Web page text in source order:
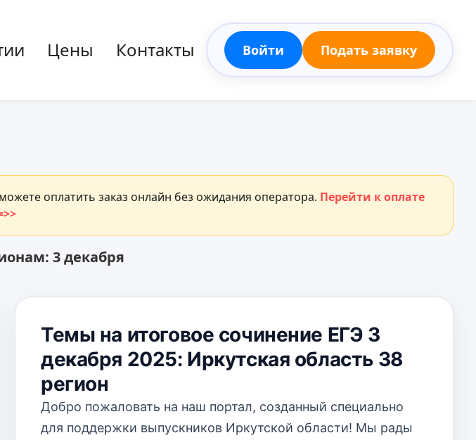
Цены Контакты Войти Подать заявку
оплатить заказ онлайн без ожидания оператора. Перейти к оплате
3 декабря
Темы на итоговое сочинение ЕГЭ 3
декабря 2025: Иркутская область 38
регион
Добро пожаловать на наш портал, созданный специально
для поддержки выпускников Иркутской области! Мы рады